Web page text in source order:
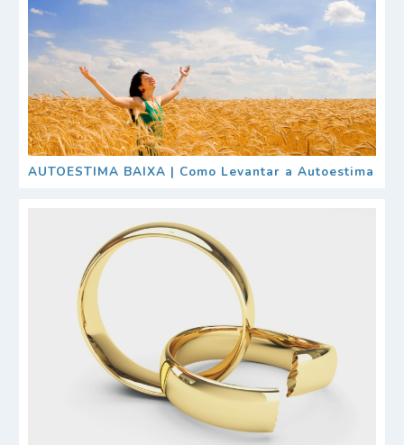
AUTOESTIMA BAIXA | Como Levantar a Autoestima